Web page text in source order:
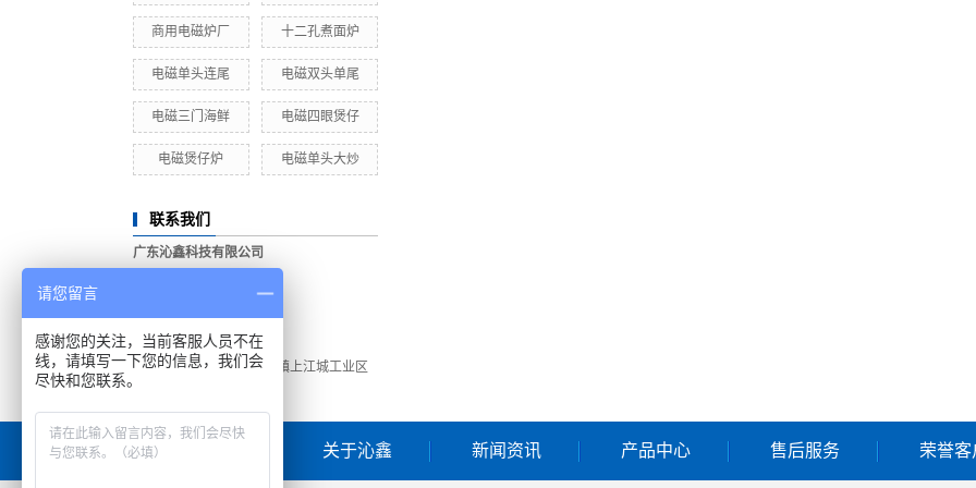
商用电磁炉厂 十二孔煮面炉
电磁单头连尾 电磁双头单尾
电磁三门海鲜 电磁四眼煲仔
电磁煲仔炉 电磁单头大炒
联系我们
广东沁鑫科技有限公司
传真：0769-81131680
网址：www.dgqinxin.com
地址：广东省东莞市高埗镇上江城工业区
关于沁鑫 新闻资讯 产品中心 售后服务 荣誉客
请您留言
感谢您的关注，当前客服人员不在
线，请填写一下您的信息，我们会
尽快和您联系。